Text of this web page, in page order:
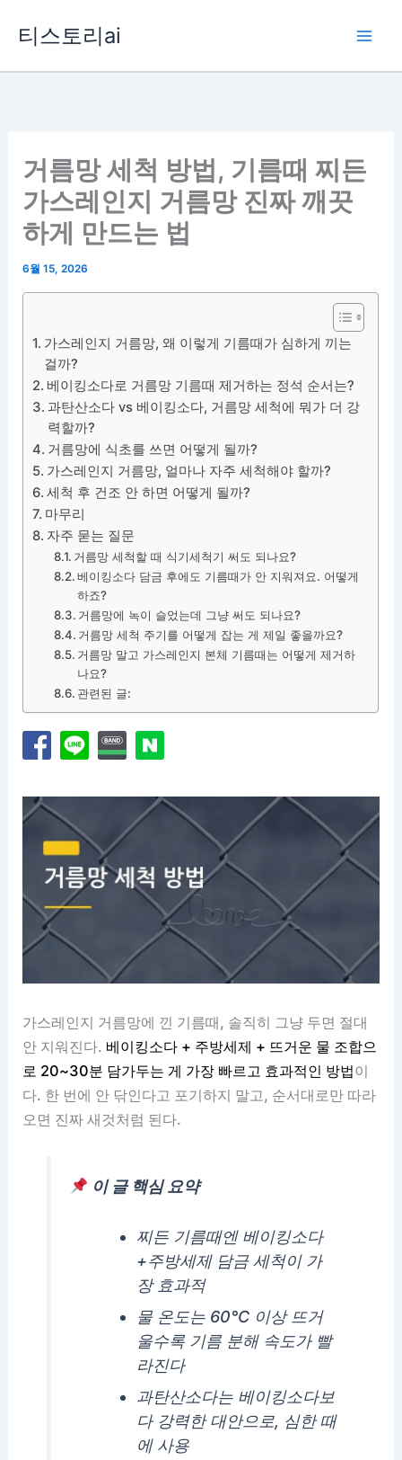
티스토리ai
거름망 세척 방법, 기름때 찌든
가스레인지 거름망 진짜 깨끗
하게 만드는 법
6월 15, 2026
가스레인지 거름망, 왜 이렇게 기름때가 심하게 끼는
걸까?
베이킹소다로 거름망 기름때 제거하는 정석 순서는?
과탄산소다 vs 베이킹소다, 거름망 세척에 뭐가 더 강
력할까?
거름망에 식초를 쓰면 어떻게 될까?
가스레인지 거름망, 얼마나 자주 세척해야 할까?
세척 후 건조 안 하면 어떻게 될까?
마무리
자주 묻는 질문
거름망 세척할 때 식기세척기 써도 되나요?
베이킹소다 담금 후에도 기름때가 안 지워져요. 어떻게
하죠?
거름망에 녹이 슬었는데 그냥 써도 되나요?
거름망 세척 주기를 어떻게 잡는 게 제일 좋을까요?
거름망 말고 가스레인지 본체 기름때는 어떻게 제거하
나요?
관련된 글:
가스레인지 거름망에 낀 기름때, 솔직히 그냥 두면 절대
안 지워진다. 베이킹소다 + 주방세제 + 뜨거운 물 조합으
로 20~30분 담가두는 게 가장 빠르고 효과적인 방법이
다. 한 번에 안 닦인다고 포기하지 말고, 순서대로만 따라
오면 진짜 새것처럼 된다.
이 글 핵심 요약
찌든 기름때엔 베이킹소다
+주방세제 담금 세척이 가
장 효과적
물 온도는 60℃ 이상 뜨거
울수록 기름 분해 속도가 빨
라진다
과탄산소다는 베이킹소다보
다 강력한 대안으로, 심한 때
에 사용